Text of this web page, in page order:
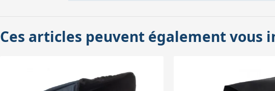
Ces articles peuvent également vous